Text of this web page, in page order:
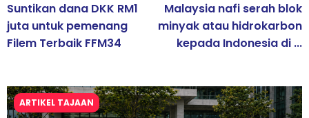
Suntikan dana DKK RM1
juta untuk pemenang
Filem Terbaik FFM34
Malaysia nafi serah blok
minyak atau hidrokarbon
kepada Indonesia di ...
ARTIKEL TAJAAN